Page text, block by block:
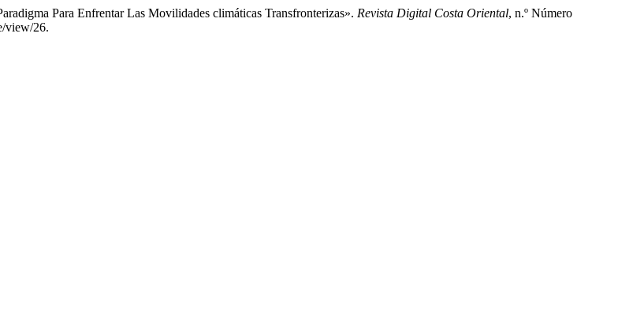
Para Enfrentar Las Movilidades climáticas Transfronterizas». Revista Digital Costa Oriental, n.º Número
view/26.